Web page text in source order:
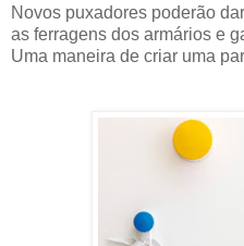
Novos puxadores poderão
as ferragens dos armários e
Uma maneira de criar uma